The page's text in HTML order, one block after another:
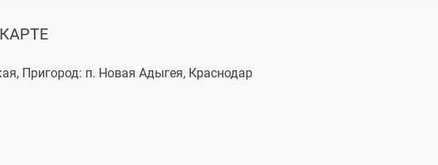
Пригород: п. Новая Адыгея, Краснодар